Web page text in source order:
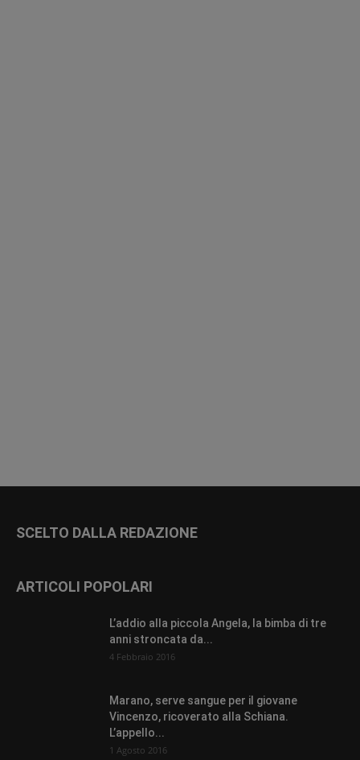
SCELTO DALLA REDAZIONE
ARTICOLI POPOLARI
L’addio alla piccola Angela, la bimba di tre
anni stroncata da...
4 Febbraio 2016
Marano, serve sangue per il giovane
Vincenzo, ricoverato alla Schiana.
L’appello...
1 Agosto 2016